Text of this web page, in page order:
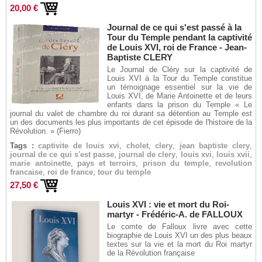
20,00 €
Journal de ce qui s'est passé à la
Tour du Temple pendant la captivité
de Louis XVI, roi de France - Jean-
Baptiste CLERY
Le Journal de Cléry sur la captivité de
Louis XVI à la Tour du Temple constitue
un témoignage essentiel sur la vie de
Louis XVI, de Marie Antoinette et de leurs
enfants dans la prison du Temple « Le
journal du valet de chambre du roi durant sa détention au Temple est
un des documents les plus importants de cet épisode de l'histoire de la
Révolution. » (Fierro)
Tags :captivite de louis xvi, cholet, clery, jean baptiste clery,
journal de ce qui s'est passe, journal de clery, louis xvi, louis xvii,
marie antoinette, pays et terroirs, prison du temple, revolution
francaise, roi de france, tour du temple
27,50 €
Louis XVI : vie et mort du Roi-
martyr - Frédéric-A. de FALLOUX
Le comte de Falloux livre avec cette
biographie de Louis XVI un des plus beaux
textes sur la vie et la mort du Roi martyr
de la Révolution française